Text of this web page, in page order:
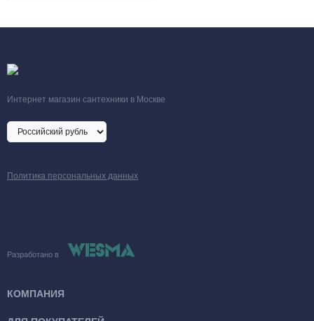
Интернет магазин сантехники в Москве
Политика персональных данных
Разработано в
КОМПАНИЯ